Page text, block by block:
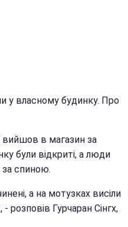
у власному будинку. Про
вийшов в магазин за
були відкриті, а люди
за спиною.
а на мотузках висіли
розповів Гурчаран Сінгх,